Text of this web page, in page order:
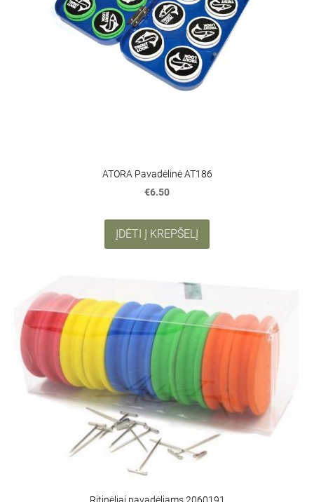
ATORA Pavadėlinė AT186
€6.50
ĮDĖTI Į KREPŠELĮ